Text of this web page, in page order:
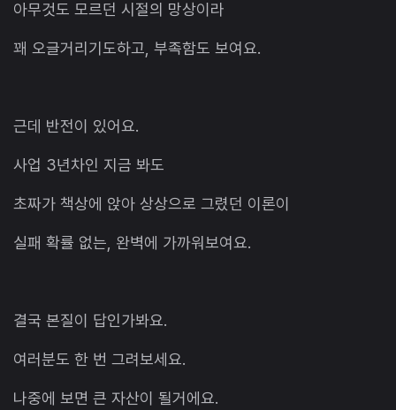
아무것도 모르던 시절의 망상이라
꽤 오글거리기도하고, 부족함도 보여요.
근데 반전이 있어요.
사업 3년차인 지금 봐도
초짜가 책상에 앉아 상상으로 그렸던 이론이
실패 확률 없는, 완벽에 가까워보여요.
결국 본질이 답인가봐요.
여러분도 한 번 그려보세요.
나중에 보면 큰 자산이 될거에요.